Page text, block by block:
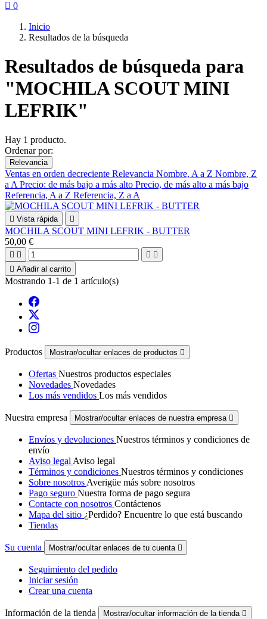
 0
Inicio
Resultados de la búsqueda
Resultados de búsqueda para
"MOCHILA SCOUT MINI
LEFRIK"
Hay 1 producto.
Ordenar por:
Relevancia
Ventas en orden decreciente Relevancia Nombre, A a Z Nombre, Z
a A Precio: de más bajo a más alto Precio, de más alto a más bajo
Referencia, A a Z Referencia, Z a A
 Vista rápida 
MOCHILA SCOUT MINI LEFRIK - BUTTER
50,00 €
   
 Añadir al carrito
Mostrando 1-1 de 1 artículo(s)
Productos Mostrar/ocultar enlaces de productos 
Ofertas Nuestros productos especiales
Novedades Novedades
Los más vendidos Los más vendidos
Nuestra empresa Mostrar/ocultar enlaces de nuestra empresa 
Envíos y devoluciones Nuestros términos y condiciones de
envío
Aviso legal Aviso legal
Términos y condiciones Nuestros términos y condiciones
Sobre nosotros Averigüe más sobre nosotros
Pago seguro Nuestra forma de pago segura
Contacte con nosotros Contáctenos
Mapa del sitio ¿Perdido? Encuentre lo que está buscando
Tiendas
Su cuenta Mostrar/ocultar enlaces de tu cuenta 
Seguimiento del pedido
Iniciar sesión
Crear una cuenta
Información de la tienda Mostrar/ocultar información de la tienda 